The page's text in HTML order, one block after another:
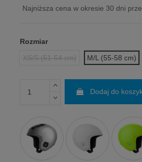
Najniższa cena w okresie 30 dni
Rozmiar
XS/S (51-54 cm)
M/L (55-58 cm)
Dodaj do